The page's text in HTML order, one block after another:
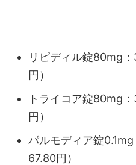
リピディル錠80mg
円）
トライコア錠80mg
円）
パルモディア錠
67.80円）